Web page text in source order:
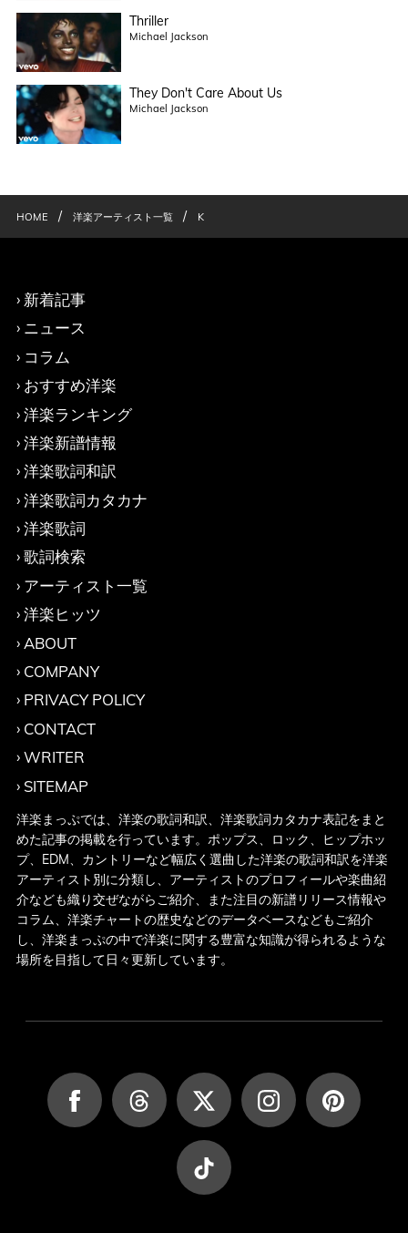
Thriller
Michael Jackson
They Don't Care About Us
Michael Jackson
HOME / 洋楽アーティスト一覧 / K
新着記事
ニュース
コラム
おすすめ洋楽
洋楽ランキング
洋楽新譜情報
洋楽歌詞和訳
洋楽歌詞カタカナ
洋楽歌詞
歌詞検索
アーティスト一覧
洋楽ヒッツ
ABOUT
COMPANY
PRIVACY POLICY
CONTACT
WRITER
SITEMAP
洋楽まっぷでは、洋楽の歌詞和訳、洋楽歌詞カタカナ表記をまと
めた記事の掲載を行っています。ポップス、ロック、ヒップホッ
プ、EDM、カントリーなど幅広く選曲した洋楽の歌詞和訳を洋楽
アーティスト別に分類し、アーティストのプロフィールや楽曲紹
介なども織り交ぜながらご紹介、また注目の新譜リリース情報や
コラム、洋楽チャートの歴史などのデータベースなどもご紹介
し、洋楽まっぷの中で洋楽に関する豊富な知識が得られるような
場所を目指して日々更新しています。